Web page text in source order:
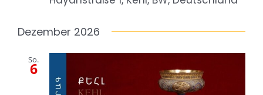
Dezember 2026
So.
6